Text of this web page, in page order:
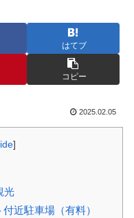
はてブ
コピー
2025.02.05
]
光
近駐車場（有料）